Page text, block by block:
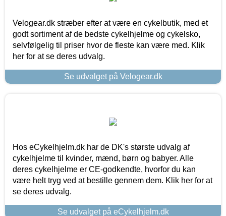
Velogear.dk stræber efter at være en cykelbutik, med et
godt sortiment af de bedste cykelhjelme og cykelsko,
selvfølgelig til priser hvor de fleste kan være med. Klik
her for at se deres udvalg.
Se udvalget på Velogear.dk
Hos eCykelhjelm.dk har de DK's største udvalg af
cykelhjelme til kvinder, mænd, børn og babyer. Alle
deres cykelhjelme er CE-godkendte, hvorfor du kan
være helt tryg ved at bestille gennem dem. Klik her for at
se deres udvalg.
Se udvalget på eCykelhjelm.dk